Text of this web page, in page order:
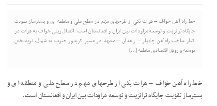
خط راه آهن خواف – هرات یکی از طرحهای مهم در سطح ملی و منطقه ای و بسترساز تقویت
جایگاه ترانزیت و توسعه مراودات بین ایران و افغانستان است. اتصال ریلی خواف به هرات در
کنار ساخت راه‌آهن چابهار – زاهدان – مشهد در مسیر کریدور جنوب به شمال، نویدبخش
توسعه و رونق اقتصادی منطقه […]
خط راه آهن خواف – هرات یکی از طرحهای مهم در سطح ملی و منطقه ای و
بسترساز تقویت جایگاه ترانزیت و توسعه مراودات بین ایران و افغانستان است.